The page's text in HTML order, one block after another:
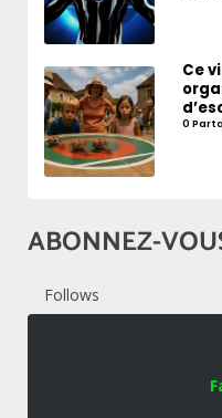
Ce
0
ABONNEZ-
Follows